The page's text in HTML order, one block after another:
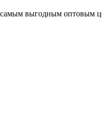
выгодным оптовым